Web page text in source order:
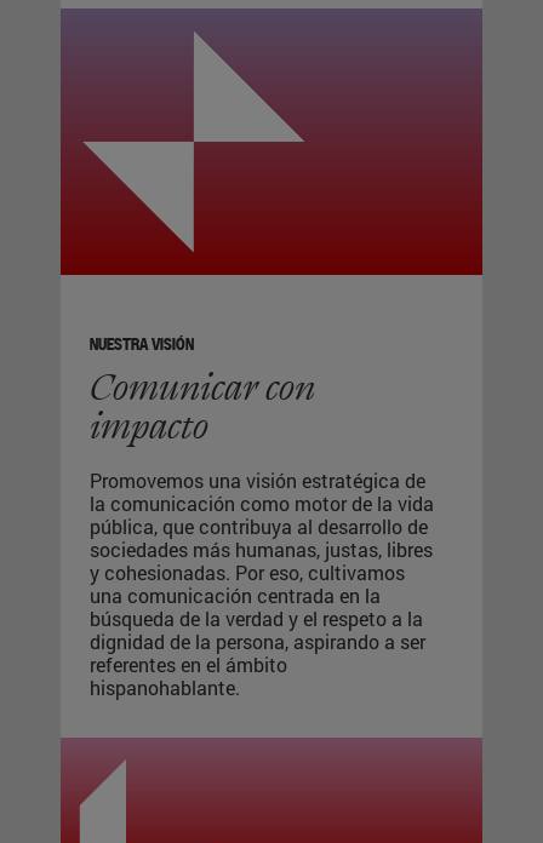
NUESTRA VISIÓN
Comunicar con
impacto
Promovemos una visión estratégica de
la comunicación como motor de la vida
pública, que contribuya al desarrollo de
sociedades más humanas, justas, libres
y cohesionadas. Por eso, cultivamos
una comunicación centrada en la
búsqueda de la verdad y el respeto a la
dignidad de la persona, aspirando a ser
referentes en el ámbito
hispanohablante.